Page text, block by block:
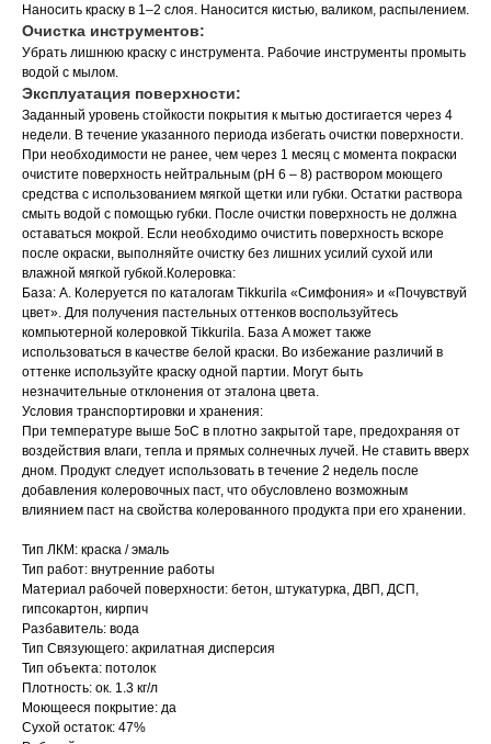
Наносить краску в 1–2 слоя. Наносится кистью, валиком, распылением.
Очистка инструментов:
Убрать лишнюю краску с инструмента. Рабочие инструменты промыть
водой с мылом.
Эксплуатация поверхности:
Заданный уровень стойкости покрытия к мытью достигается через 4
недели. В течение указанного периода избегать очистки поверхности.
При необходимости не ранее, чем через 1 месяц с момента покраски
очистите поверхность нейтральным (pH 6 – 8) раствором моющего
средства с использованием мягкой щетки или губки. Остатки раствора
смыть водой с помощью губки. После очистки поверхность не должна
оставаться мокрой. Если необходимо очистить поверхность вскоре
после окраски, выполняйте очистку без лишних усилий сухой или
влажной мягкой губкой.Колеровка:
База: A. Колеруется по каталогам Tikkurila «Симфония» и «Почувствуй
цвет». Для получения пастельных оттенков воспользуйтесь
компьютерной колеровкой Tikkurila. База A может также
использоваться в качестве белой краски. Во избежание различий в
оттенке используйте краску одной партии. Могут быть
незначительные отклонения от эталона цвета.
Условия транспортировки и хранения:
При температуре выше 5oС в плотно закрытой таре, предохраняя от
воздействия влаги, тепла и прямых солнечных лучей. Не ставить вверх
дном. Продукт следует использовать в течение 2 недель после
добавления колеровочных паст, что обусловлено возможным
влиянием паст на свойства колерованного продукта при его хранении.
Тип ЛКМ: краска / эмаль
Тип работ: внутренние работы
Материал рабочей поверхности: бетон, штукатурка, ДВП, ДСП,
гипсокартон, кирпич
Разбавитель: вода
Тип Связующего: акрилатная дисперсия
Тип объекта: потолок
Плотность: ок. 1.3 кг/л
Моющееся покрытие: да
Сухой остаток: 47%